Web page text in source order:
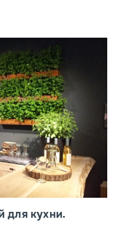
для кухни.